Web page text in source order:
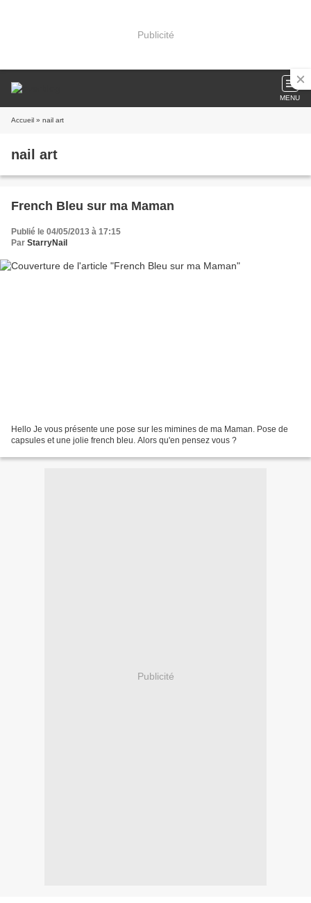
Publicité
MENU
Accueil » nail art
nail art
French Bleu sur ma Maman
Publié le 04/05/2013 à 17:15
Par StarryNail
Hello Je vous présente une pose sur les mimines de ma Maman. Pose de
capsules et une jolie french bleu. Alors qu'en pensez vous ?
Publicité